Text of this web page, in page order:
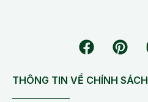
THÔNG TIN VỀ CHÍNH SÁCH